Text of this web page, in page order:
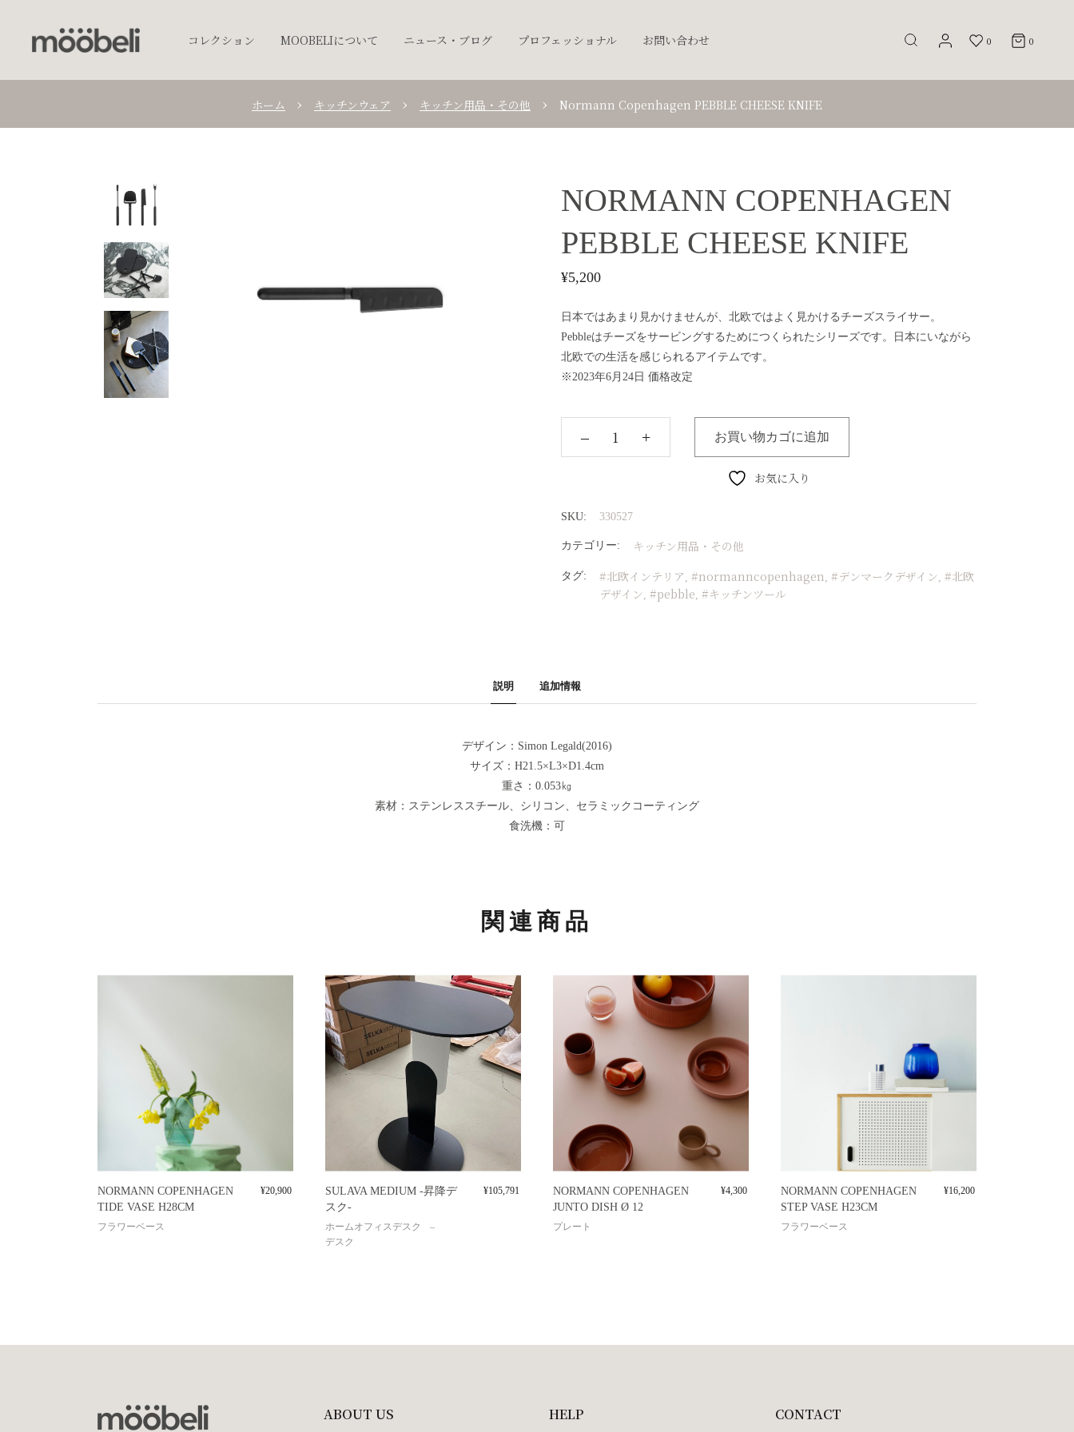
コレクション
キッチンウェア
MOOBELIについて ニュース・ブログ プロフェッショナル お問い合わせ 0 0
ホーム キッチンウェア キッチン用品・その他 Normann Copenhagen PEBBLE CHEESE KNIFE
NORMANN COPENHAGEN
PEBBLE CHEESE KNIFE
¥5,200
日本ではあまり見かけませんが、北欧ではよく見かけるチーズスライサー。
Pebbleはチーズをサービングするためにつくられたシリーズです。日本にいながら
北欧での生活を感じられるアイテムです。
※2023年6月24日 価格改定
‒ + お買い物カゴに追加
お気に入り
SKU: 330527
カテゴリー: キッチン用品・その他
タグ: #北欧インテリア , #normanncopenhagen, #デンマークデザイン, #北欧
デザイン, #pebble, #キッチンツール
説明 追加情報
デザイン：Simon Legald(2016)
サイズ：H21.5×L3×D1.4cm
重さ：0.053㎏
素材：ステンレススチール、シリコン、セラミックコーティング
食洗機：可
関連商品
NORMANN COPENHAGEN
TIDE VASE H28CM
フラワーベース
¥20,900
SULAVA MEDIUM -昇降デ
スク-
ホームオフィスデスク
デスク
¥105,791
NORMANN COPENHAGEN
JUNTO DISH Ø 12
プレート
¥4,300
NORMANN COPENHAGEN
STEP VASE H23CM
フラワーベース
¥16,200
ABOUT US HELP CONTACT